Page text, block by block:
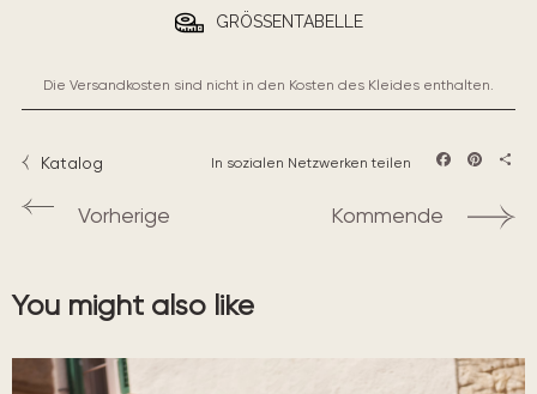
GRÖSSENTABELLE
Die Versandkosten sind nicht in den Kosten des Kleides enthalten.
Katalog In sozialen Netzwerken teilen
Vorherige Kommende
You might also like